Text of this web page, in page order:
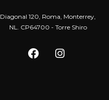
Diagonal 120, Roma, Monterrey,
NL. CP64700 - Torre Shiro